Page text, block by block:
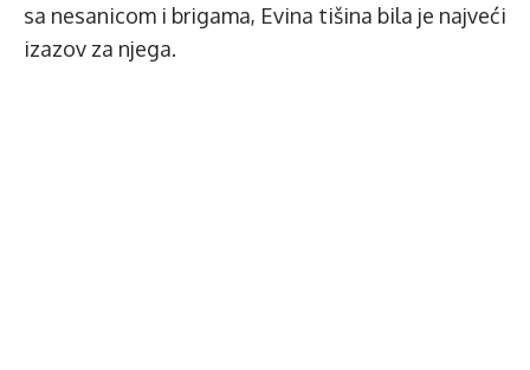
sa nesanicom i brigama, Evina tišina bila je najveći
izazov za njega.